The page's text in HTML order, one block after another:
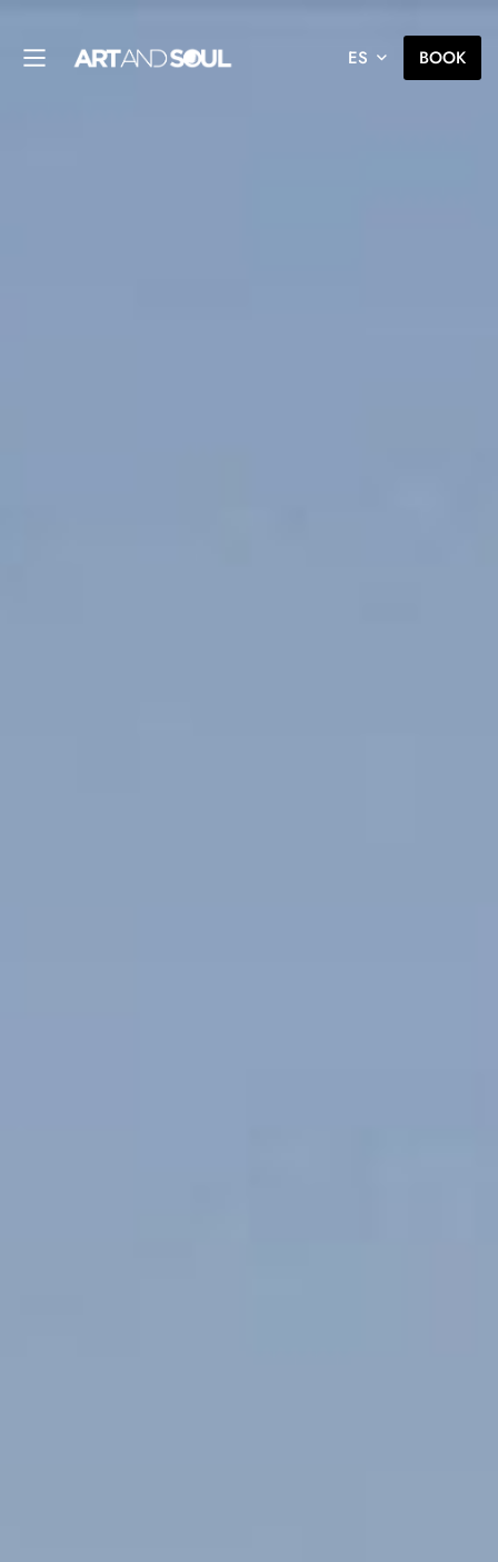
ES BOOK